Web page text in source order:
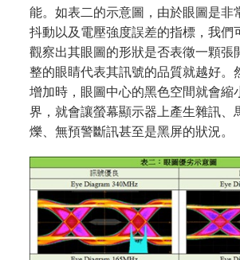
能。如表二的示意圖，由於眼圖是非
抖動以及電壓強度誤差的指標，我們
觀察出其眼圖的形狀是否表徵一顆張
整的眼睛代表其訊號的品質就越好。
增加時，眼圖中心的黑色空間就會縮
界，就會讓螢幕顯示器上產生雜訊、
爍、無預警斷訊甚至是黑屏的狀況。